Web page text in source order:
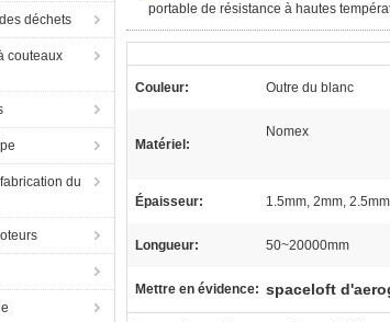
déchets
couteaux
du
portable de résistance à hautes
Couleur: Outre du blanc
Matériel:
Nomex
Épaisseur: 1.5mm, 2mm,
Longueur: 50~20000mm
Mettre en évidence: spaceloft